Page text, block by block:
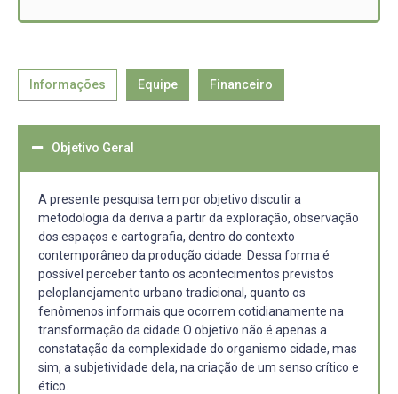
Informações Equipe Financeiro
Objetivo Geral
A presente pesquisa tem por objetivo discutir a
metodologia da deriva a partir da exploração, observação
dos espaços e cartografia, dentro do contexto
contemporâneo da produção cidade. Dessa forma é
possível perceber tanto os acontecimentos previstos
peloplanejamento urbano tradicional, quanto os
fenômenos informais que ocorrem cotidianamente na
transformação da cidade O objetivo não é apenas a
constatação da complexidade do organismo cidade, mas
sim, a subjetividade dela, na criação de um senso crítico e
ético.